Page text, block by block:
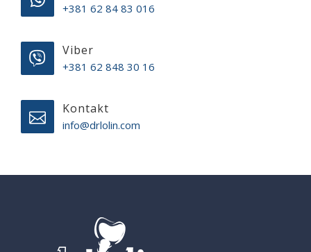
+381 62 84 83 016
Viber
+381 62 848 30 16
Kontakt
info@drlolin.com